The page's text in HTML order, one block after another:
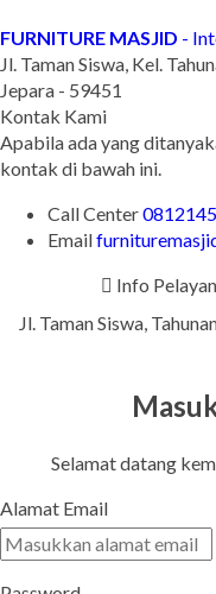
FURNITURE MASJID -
Jl. Taman Siswa, Kel.
Jepara - 59451
Kontak Kami
Apabila ada yang
kontak di bawah ini.
Call Center
Email
Info
Jl. Taman Siswa,
Selamat datang
Alamat Email